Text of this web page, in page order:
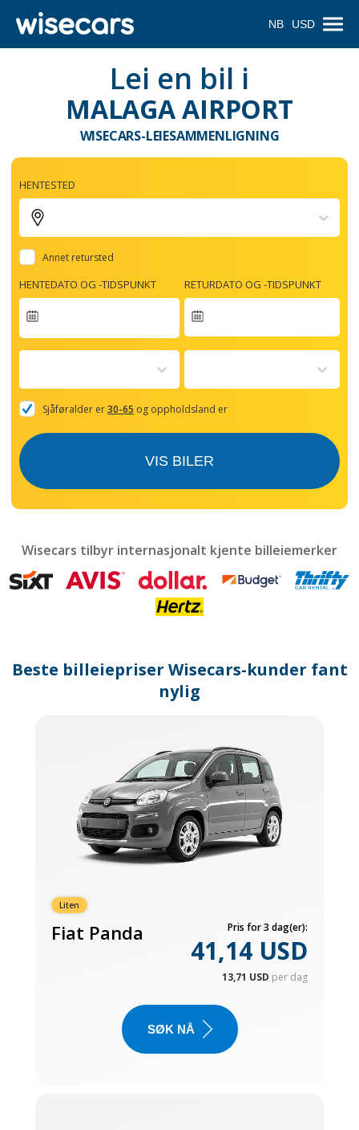
NB USD
Lei en bil i
MALAGA AIRPORT
WISECARS-LEIESAMMENLIGNING
HENTESTED
Annet retursted
HENTEDATO OG -TIDSPUNKT
forward
with
the
and
mark
to
get
changing
RETURDATO OG -TIDSPUNKT
Sjåføralder er30-65 og oppholdsland er
VIS BILER
Wisecars tilbyr internasjonalt kjente billeiemerker
Beste billeiepriser Wisecars-kunder fant
nylig
Liten
Fiat Panda Pris for 3 dag(er):
41,14 USD
13,71 USD per dag
SØK NÅ